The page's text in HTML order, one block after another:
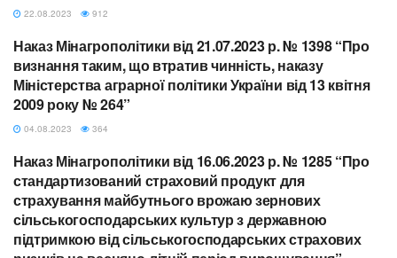
22.08.2023 912
МІНАГРОПОЛІТИКИ
Наказ Мінагрополітики від 21.07.2023 р. № 1398 “Про
визнання таким, що втратив чинність, наказу
Міністерства аграрної політики України від 13 квітня
2009 року № 264”
04.08.2023 364
МІНАГРОПОЛІТИКИ
Наказ Мінагрополітики від 16.06.2023 р. № 1285 “Про
стандартизований страховий продукт для
страхування майбутнього врожаю зернових
сільськогосподарських культур з державною
підтримкою від сільськогосподарських страхових